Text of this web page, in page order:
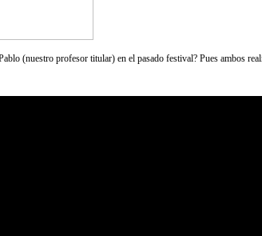
(nuestro profesor titular) en el pasado festival? Pues ambos